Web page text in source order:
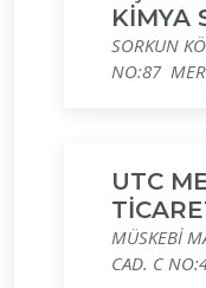
KİMYA
SORKUN
NO:87
UTC
MÜSKEBİ
CAD. C